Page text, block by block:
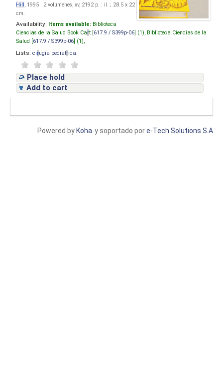
Hill, 1995 . 2 volúmenes, xv, 2192 p. : il. ; 28.5 x 22
cm.
Availability: Items available: Biblioteca
Ciencias de la Salud Book Cart [ 617.9 / S399p-06 ] (1), Biblioteca Ciencias de la
Salud [ 617.9 / S399p-06 ] (1),
Lists: cirugia pediatrica
Place hold
Add to cart
y soportado pore-Tech Solutions S.A
Powered by Koha